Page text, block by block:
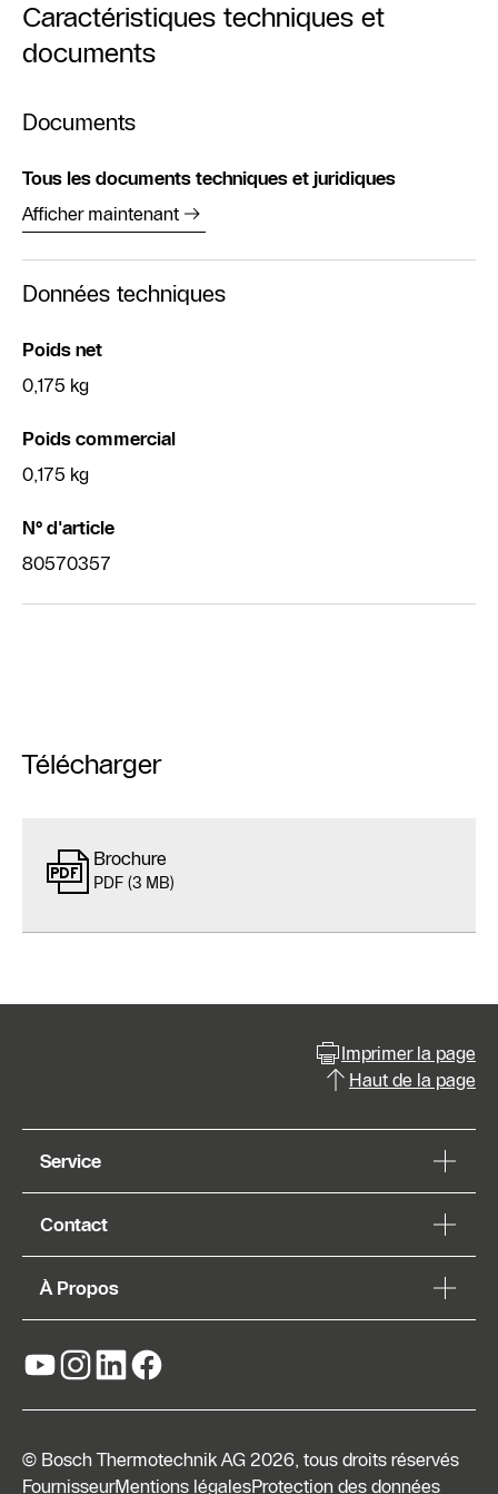
Caractéristiques techniques et
documents
Documents
Tous les documents techniques et juridiques
Afficher maintenant
Données techniques
Poids net
0,175 kg
Poids commercial
0,175 kg
N° d'article
80570357
Télécharger
Brochure
PDF (3 MB)
Imprimer la page
Haut de la page
Service
Contact
À Propos
© Bosch Thermotechnik AG 2026, tous droits réservés
FournisseurMentions légalesProtection des données